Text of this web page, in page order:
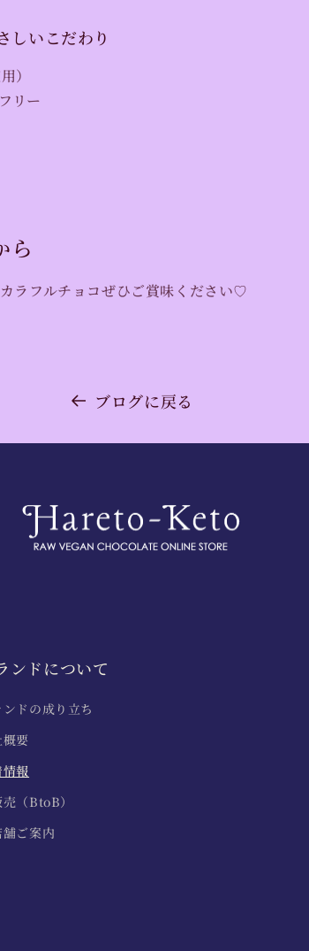
しいこだわり
）
リー
ら
ラフルチョコぜひご賞味ください♡
ブログに戻る
ンドについて
ンドの成り立ち
要
報
（BtoB）
舗ご案内